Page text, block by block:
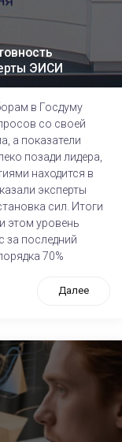
ЭИСИ
в Госдуму
со своей
а показатели
позади лидера,
находится в
эксперты
сил. Итоги
этом уровень
за последний
70%
Далее